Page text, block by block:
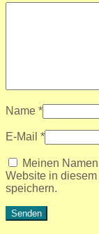
Name *
E-Mail *
Meinen
Website in
speichern.